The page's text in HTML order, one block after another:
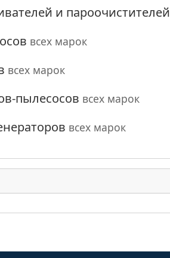
и пароочистителей
всех марок
всех марок
пылесосов всех марок
всех марок